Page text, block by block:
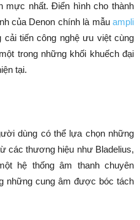
mực nhất. Điển hình cho thành
của Denon chính là mẫu ampli
cải tiến công nghệ ưu việt cùng
trong những khối khuếch đại
tại.
dùng có thể lựa chọn những
các thương hiệu như Bladelius,
hệ thống âm thanh chuyên
những cung âm được bóc tách